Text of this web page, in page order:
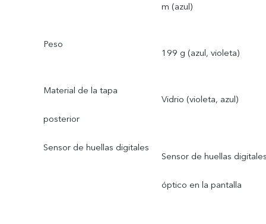
m (azul)
Peso
199 g (azul, violeta)
Material de la tapa
posterior
Vidrio (violeta, azul)
Sensor de huellas digitales
Sensor de huellas
óptico en la pantalla